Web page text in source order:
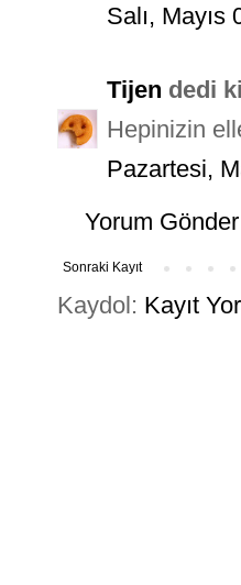
Salı, Mayıs
Tijen dedi
Hepinizin
Pazartesi,
Yorum Gönder
Sonraki Kayıt
Kaydol: Kayıt